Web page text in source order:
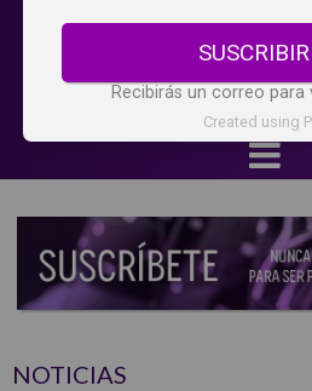
NOTICIAS
Recibirás un correo para
Created using